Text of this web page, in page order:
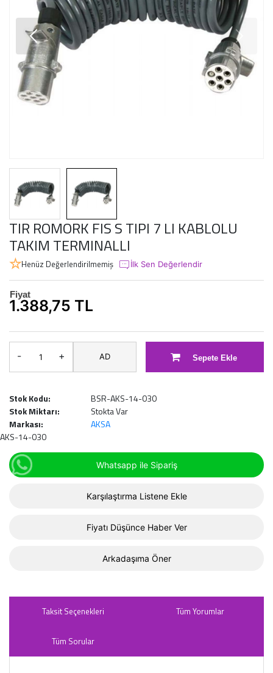
TIR ROMORK FIS S TIPI 7 LI KABLOLU
TAKIM TERMINALLI
Henüz Değerlendirilmemiş İlk Sen Değerlendir
Fiyat
1.388,75 TL
- + AD Sepete Ekle
Stok Kodu:
BSR-AKS-14-030
Stok Miktarı:
Stokta Var
Markası:
AKSA
AKS-14-030
Whatsapp ile Sipariş
Karşılaştırma Listene Ekle
Fiyatı Düşünce Haber Ver
Arkadaşıma Öner
Taksit Seçenekleri Tüm Yorumlar
Tüm Sorular